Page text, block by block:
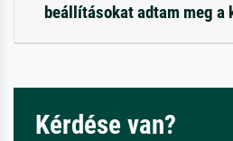
beállításokat adtam meg a
Kérdése van?